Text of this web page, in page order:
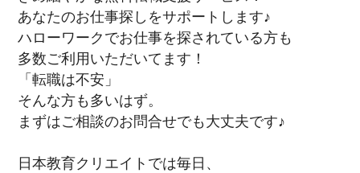
あなたのお仕事探しをサポートします♪
ハローワークでお仕事を探されている方も
多数ご利用いただいてます！
「転職は不安」
そんな方も多いはず。
まずはご相談のお問合せでも大丈夫です♪
日本教育クリエイトでは毎日、